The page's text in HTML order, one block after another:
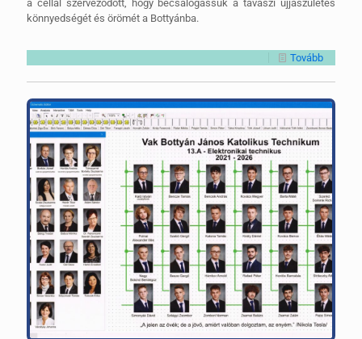
a céllal szerveződött, hogy becsalogassuk a tavaszi újjászületés
könnyedségét és örömét a Bottyánba.
Tovább